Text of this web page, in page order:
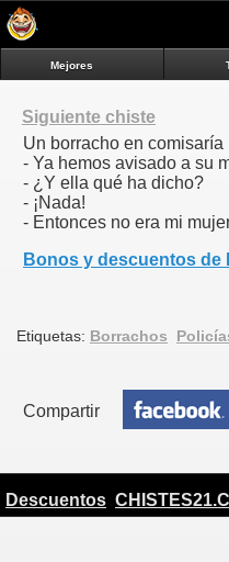
Mejores
Siguiente chiste
Un borracho en comisaría
- Ya hemos avisado a su
- ¿Y ella qué ha dicho?
- ¡Nada!
- Entonces no era mi
Bonos y descuentos de
Etiquetas: Borrachos
Compartir
Descuentos